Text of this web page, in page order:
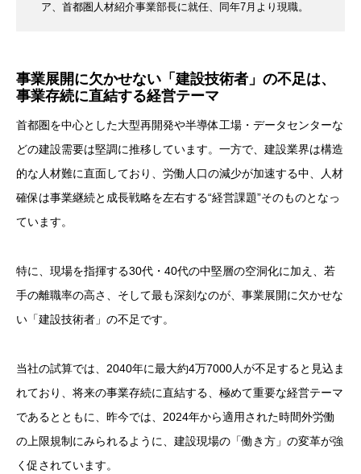
ア、首都圏人材紹介事業部長に就任、同年7月より現職。
事業展開に欠かせない「建設技術者」の不足は、
事業存続に直結する経営テーマ
首都圏を中心とした大型再開発や半導体工場・データセンターな
どの建設需要は堅調に推移しています。一方で、建設業界は構造
的な人材難に直面しており、労働人口の減少が加速する中、人材
確保は事業継続と成長戦略を左右する“経営課題”そのものとなっ
ています。
特に、現場を指揮する30代・40代の中堅層の空洞化に加え、若
手の離職率の高さ、そして最も深刻なのが、事業展開に欠かせな
い「建設技術者」の不足です。
当社の試算では、2040年に最大約4万7000人が不足すると見込ま
れており、将来の事業存続に直結する、極めて重要な経営テーマ
であるとともに、昨今では、2024年から適用された時間外労働
の上限規制にみられるように、建設現場の「働き方」の変革が強
く促されています。